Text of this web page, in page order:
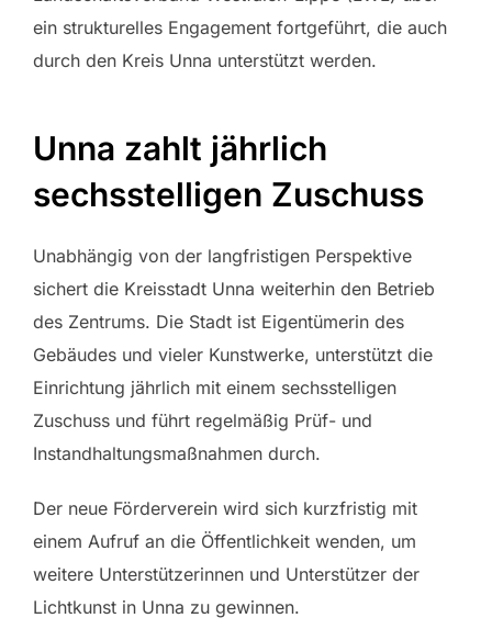
ein strukturelles Engagement fortgeführt, die auch
durch den Kreis Unna unterstützt werden.
Unna zahlt jährlich
sechsstelligen Zuschuss
Unabhängig von der langfristigen Perspektive
sichert die Kreisstadt Unna weiterhin den Betrieb
des Zentrums. Die Stadt ist Eigentümerin des
Gebäudes und vieler Kunstwerke, unterstützt die
Einrichtung jährlich mit einem sechsstelligen
Zuschuss und führt regelmäßig Prüf- und
Instandhaltungsmaßnahmen durch.
Der neue Förderverein wird sich kurzfristig mit
einem Aufruf an die Öffentlichkeit wenden, um
weitere Unterstützerinnen und Unterstützer der
Lichtkunst in Unna zu gewinnen.